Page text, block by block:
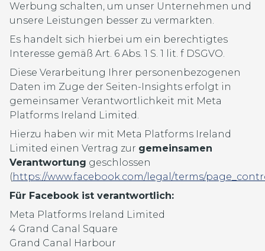
Werbung schalten, um unser Unternehmen und
unsere Leistungen besser zu vermarkten.
Es handelt sich hierbei um ein berechtigtes
Interesse gemäß Art. 6 Abs. 1 S. 1 lit. f DSGVO.
Diese Verarbeitung Ihrer personenbezogenen
Daten im Zuge der Seiten-Insights erfolgt in
gemeinsamer Verantwortlichkeit mit Meta
Platforms Ireland Limited.
Hierzu haben wir mit Meta Platforms Ireland
Limited einen Vertrag zur gemeinsamen
Verantwortung geschlossen
(https://www.facebook.com/legal/terms/
Für Facebook ist verantwortlich:
Meta Platforms Ireland Limited
4 Grand Canal Square
Grand Canal Harbour